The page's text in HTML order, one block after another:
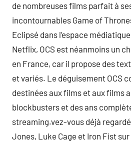
de nombreuses films parfait à
incontournables Game of
Eclipsé dans l’espace
Netflix, OCS est néanmoins un
en France, car il propose des
et variés. Le déguisement OCS
destinées aux films et aux films
blockbusters et des ans
streaming.vez-vous déjà
Jones, Luke Cage et Iron Fist